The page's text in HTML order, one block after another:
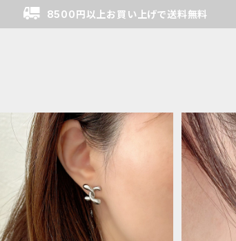
8500円以上お買い上げで送料無料
ツイストデザインサージカルステンレ
スピアス
¥2,380
サージ